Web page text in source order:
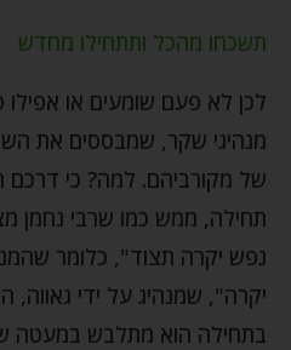
תשכחו מהכל ותתחילו מחדש
לכן לא פעם שומעים או אפילו
מנהיגי שקר, שמבססים את
של מקורביהם. למה? כי דרכם
תחילה, ממש כמו שרבי נחמן
נפש יקרה תצוד", כלומר
יקרה", שמנהיג על ידי
בתחילה הוא מתלבש במעטה